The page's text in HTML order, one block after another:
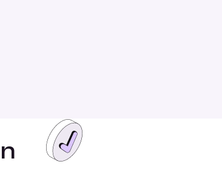
opinión tiene